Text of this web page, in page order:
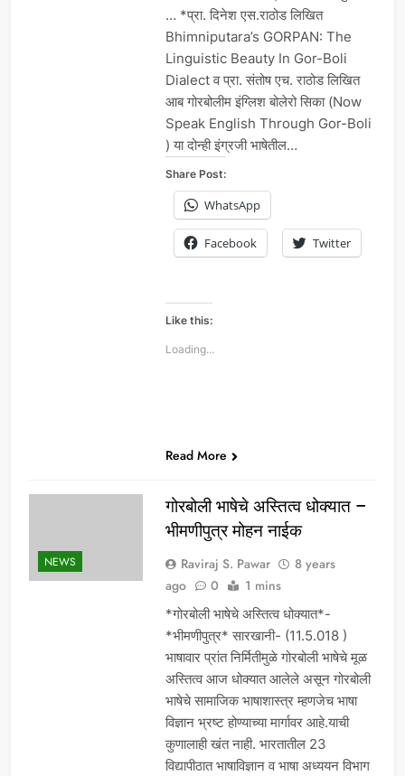
… *प्रा. दिनेश एस.राठोड लिखित
Bhimniputara’s GORPAN: The
Linguistic Beauty In Gor-Boli
Dialect व प्रा. संतोष एच. राठोड लिखित
आब गोरबोलीम इंग्लिश बोलेरो सिका (Now
Speak English Through Gor-Boli
) या दोन्ही इंग्रजी भाषेतील…
Share Post:
WhatsApp
Facebook Twitter
Like this:
Loading...
Read More
NEWS
गोरबोली भाषेचे अस्तित्व धोक्यात –
भीमणीपुत्र मोहन नाईक
Raviraj S. Pawar
8 years
ago
0 1 mins
*गोरबोली भाषेचे अस्तित्व धोक्यात*-
*भीमणीपुत्र* सारखानी- (11.5.018 )
भाषावार प्रांत निर्मितीमुळे गोरबोली भाषेचे मूळ
अस्तित्व आज धोक्यात आलेले असून गोरबोली
भाषेचे सामाजिक भाषाशास्त्र म्हणजेच भाषा
विज्ञान भ्रष्ट होण्याच्या मार्गावर आहे.याची
कुणालाही खंत नाही. भारतातील 23
विद्यापीठात भाषाविज्ञान व भाषा अध्ययन विभाग